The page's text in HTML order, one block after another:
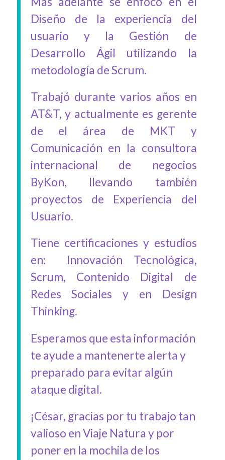
Diseño de la experiencia del
usuario y la Gestión de
Desarrollo Ágil utilizando la
metodología de Scrum.
Trabajó durante varios años en
AT&T, y actualmente es gerente
de el área de MKT y
Comunicación en la consultora
internacional de negocios
ByKon, llevando también
proyectos de Experiencia del
Usuario.
Tiene certificaciones y estudios
en: Innovación Tecnológica,
Scrum, Contenido Digital de
Redes Sociales y en Design
Thinking.
Esperamos que esta información
te ayude a mantenerte alerta y
preparado para evitar algún
ataque digital.
¡César, gracias por tu trabajo tan
valioso en Viaje Natura y por
poner en la mochila de los